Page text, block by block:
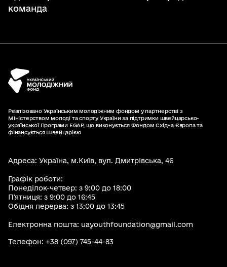
команда
Реалізовано Українським молодіжним фондом у партнерстві з
Міністерством молоді та спорту України за підтримки швейцарсько-
української Програми EGAP, що виконується Фондом Східна Європа та
фінансується Швейцарією
Адреса: Україна, м.Київ, вул. Дмитрівська, 46
Графік роботи:
Понеділок-четвер: з 9:00 до 18:00
П'ятниця: з 9:00 до 16:45
Обідня перерва: з 13:00 до 13:45
Електронна пошта: uayouthfoundation@gmail.com
Телефон: +38 (097) 745-44-83